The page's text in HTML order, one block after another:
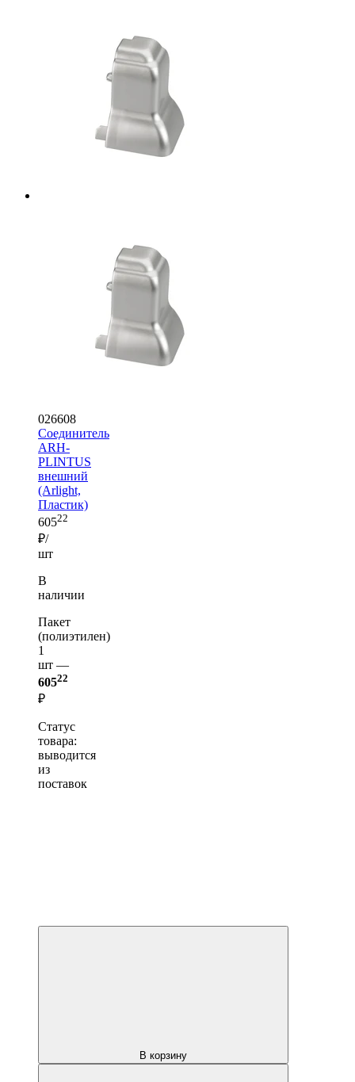
026608
Соединитель
ARH-
PLINTUS
внешний
(Arlight,
Пластик)
60522
₽/
шт
В
наличии
Пакет
(полиэтилен)
1
шт —
60522
₽
Статус
товара:
выводится
из
поставок
В корзину